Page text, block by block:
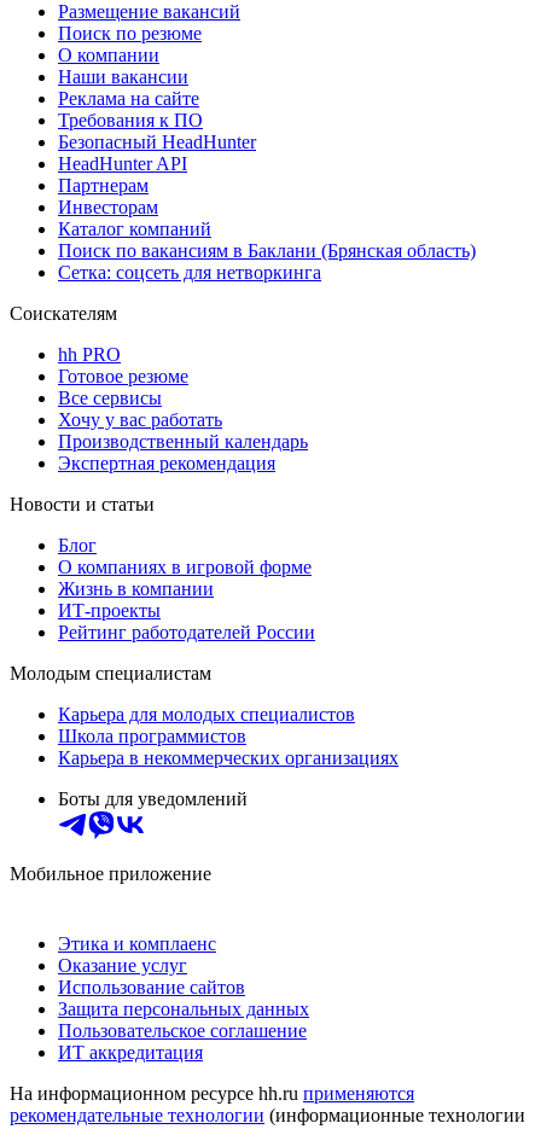
Размещение вакансий
Поиск по резюме
О компании
Наши вакансии
Реклама на сайте
Требования к ПО
Безопасный HeadHunter
HeadHunter API
Партнерам
Инвесторам
Каталог компаний
Поиск по вакансиям в Баклани (Брянская область)
Сетка: соцсеть для нетворкинга
Соискателям
hh PRO
Готовое резюме
Все сервисы
Хочу у вас работать
Производственный календарь
Экспертная рекомендация
Новости и статьи
Блог
О компаниях в игровой форме
Жизнь в компании
ИТ-проекты
Рейтинг работодателей России
Молодым специалистам
Карьера для молодых специалистов
Школа программистов
Карьера в некоммерческих организациях
Боты для уведомлений
Мобильное приложение
Этика и комплаенс
Оказание услуг
Использование сайтов
Защита персональных данных
Пользовательское соглашение
ИТ аккредитация
На информационном ресурсе hh.ru применяются
рекомендательные технологии (информационные технологии